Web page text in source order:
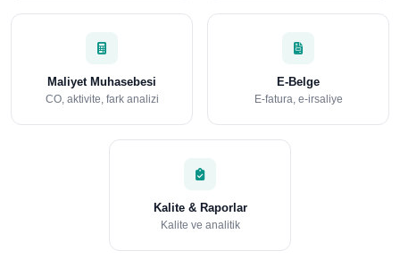
Maliyet Muhasebesi
CO, aktivite, fark analizi
E-Belge
E-fatura, e-irsaliye
Kalite & Raporlar
Kalite ve analitik